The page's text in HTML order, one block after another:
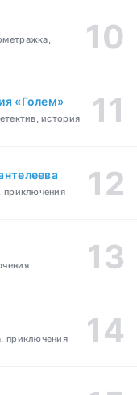
«Голем»
история
приключения
приключения